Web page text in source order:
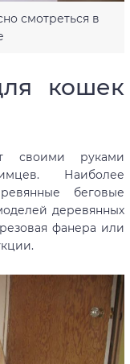
смотреться в
кошек
своими руками
Наиболее
беговые
деревянных
фанера или